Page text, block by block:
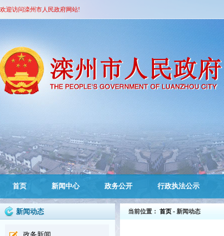
欢迎访问滦州市人民政府网站!
首页 新闻中心 政务公开 行政执法公示
新闻动态 当前位置： 首页 - 新闻动态